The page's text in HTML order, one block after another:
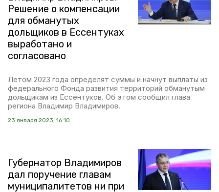
Решение о компенсации
для обманутых
дольщиков в Ессентуках
выработано и
согласовано
Летом 2023 года определят суммы и начнут выплаты из
федерального Фонда развития территорий обманутым
дольщикам из Ессентуков. Об этом сообщил глава
региона Владимир Владимиров.
23 января 2023, 16:10
Губернатор Владимиров
дал поручение главам
муниципалитетов ни при